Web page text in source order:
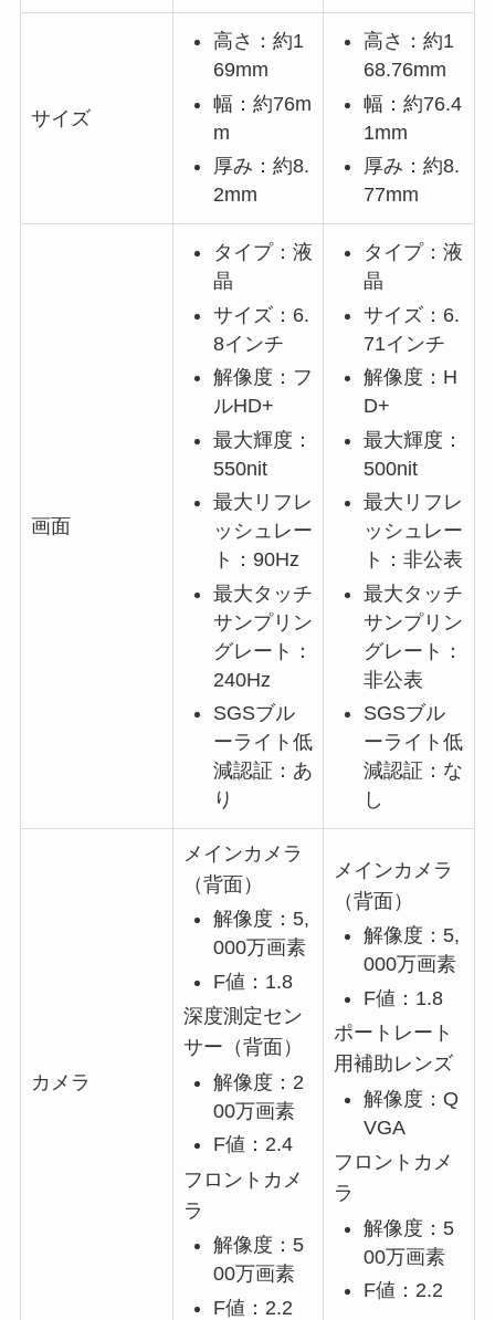
サイズ
高さ：約1
69mm
幅：約76m
m
厚み：約8.
2mm
高さ：約1
68.76mm
幅：約76.4
1mm
厚み：約8.
77mm
画面
タイプ：液
晶
サイズ：6.
8インチ
解像度：フ
ルHD+
最大輝度：
550nit
最大リフレ
ッシュレー
ト：90Hz
最大タッチ
サンプリン
グレート：
240Hz
SGSブル
ーライト低
減認証：あ
り
タイプ：液
晶
サイズ：6.
71インチ
解像度：H
D+
最大輝度：
500nit
最大リフレ
ッシュレー
ト：非公表
最大タッチ
サンプリン
グレート：
非公表
SGSブル
ーライト低
減認証：な
し
カメラ
メインカメラ
（背面）
解像度：5,
000万画素
F値：1.8
深度測定セン
サー（背面）
解像度：2
00万画素
F値：2.4
フロントカメ
ラ
解像度：5
00万画素
F値：2.2
メインカメラ
（背面）
解像度：5,
000万画素
F値：1.8
ポートレート
用補助レンズ
解像度：Q
VGA
フロントカメ
ラ
解像度：5
00万画素
F値：2.2